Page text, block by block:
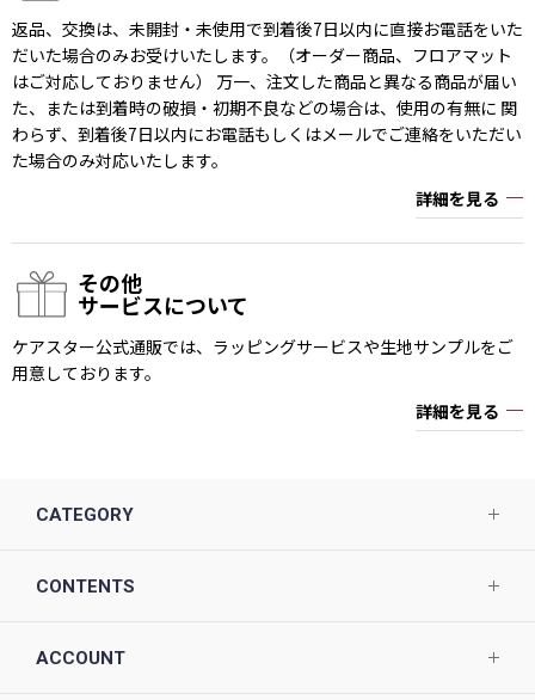
返品、交換は、未開封・未使用で到着後7日以内に直接お電話をいた
だいた場合のみお受けいたします。（オーダー商品、フロアマット
はご対応しておりません） 万一、注文した商品と異なる商品が届い
た、または到着時の破損・初期不良などの場合は、使用の有無に 関
わらず、到着後7日以内にお電話もしくはメールでご連絡をいただい
た場合のみ対応いたします。
詳細を見る
その他
サービスについて
ケアスター公式通販では、ラッピングサービスや生地サンプルをご
用意しております。
詳細を見る
CATEGORY
CONTENTS
ACCOUNT